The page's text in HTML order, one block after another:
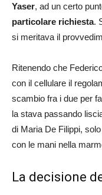
Yaser, ad un certo
particolare richiesta.
si meritava il
Ritenendo che
con il cellulare il
scambio fra i due per
la stava passando
di Maria De Filippi,
con le mani nella
La decisione